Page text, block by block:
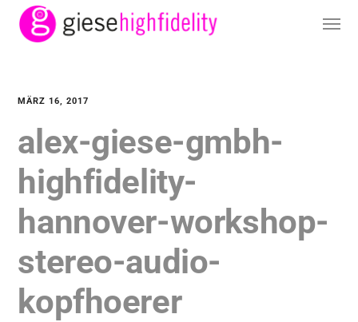
MÄRZ 16, 2017
alex-giese-gmbh-
highfidelity-
hannover-workshop-
stereo-audio-
kopfhoerer